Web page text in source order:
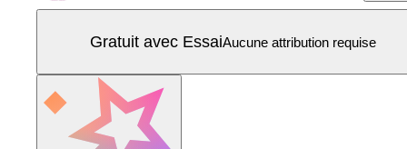
Gratuit avec EssaiAucune attribution requise